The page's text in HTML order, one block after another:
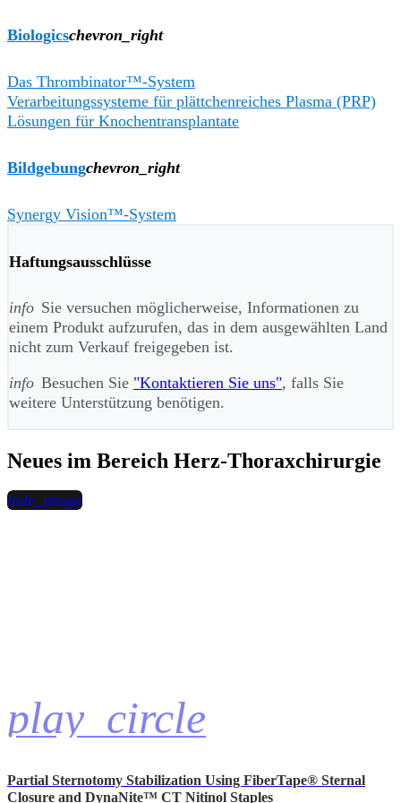
Biologicschevron_right
Das Thrombinator™-System
Verarbeitungssysteme für plättchenreiches Plasma (PRP)
Lösungen für Knochentransplantate
Bildgebungchevron_right
Synergy Vision™-System
Haftungsausschlüsse
info Sie versuchen möglicherweise, Informationen zu
einem Produkt aufzurufen, das in dem ausgewählten Land
nicht zum Verkauf freigegeben ist.
info Besuchen Sie "Kontaktieren Sie uns", falls Sie
weitere Unterstützung benötigen.
Neues im Bereich Herz-Thoraxchirurgie
play_circle
hide_image
Partial Sternotomy Stabilization Using FiberTape® Sternal
Closure and DynaNite™ CT Nitinol Staples